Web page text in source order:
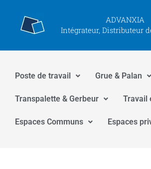
contenu
ADVANXIA
Intégrateur, Distributeur
Poste de travail Grue & Palan
Transpalette & Gerbeur Travail
Espaces Communs Espaces